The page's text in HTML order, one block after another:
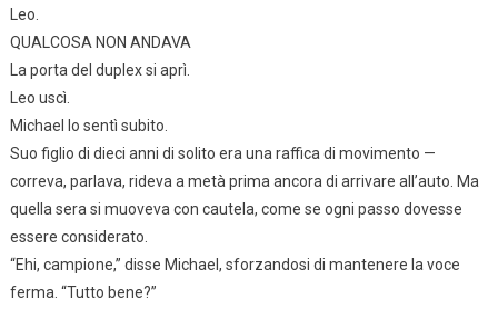
Leo.
QUALCOSA NON ANDAVA
La porta del duplex si aprì.
Leo uscì.
Michael lo sentì subito.
Suo figlio di dieci anni di solito era una raffica di movimento —
correva, parlava, rideva a metà prima ancora di arrivare all’auto. Ma
quella sera si muoveva con cautela, come se ogni passo dovesse
essere considerato.
“Ehi, campione,” disse Michael, sforzandosi di mantenere la voce
ferma. “Tutto bene?”